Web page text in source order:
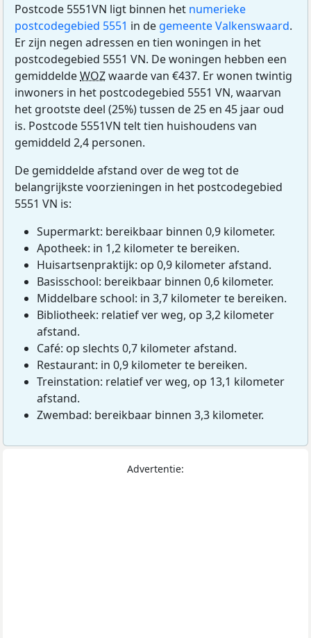
Postcode 5551VN ligt binnen het numerieke
postcodegebied 5551 in de gemeente Valkenswaard.
Er zijn negen adressen en tien woningen in het
postcodegebied 5551 VN. De woningen hebben een
gemiddeldeWOZwaarde van €437. Er wonen twintig
inwoners in het postcodegebied 5551 VN, waarvan
het grootste deel (25%) tussen de 25 en 45 jaar oud
is. Postcode 5551VN telt tien huishoudens van
gemiddeld 2,4 personen.
De gemiddelde afstand over de weg tot de
belangrijkste voorzieningen in het postcodegebied
5551 VN is:
Supermarkt: bereikbaar binnen 0,9 kilometer.
Apotheek: in 1,2 kilometer te bereiken.
Huisartsenpraktijk: op 0,9 kilometer afstand.
Basisschool: bereikbaar binnen 0,6 kilometer.
Middelbare school: in 3,7 kilometer te bereiken.
Bibliotheek: relatief ver weg, op 3,2 kilometer
afstand.
Café: op slechts 0,7 kilometer afstand.
Restaurant: in 0,9 kilometer te bereiken.
Treinstation: relatief ver weg, op 13,1 kilometer
afstand.
Zwembad: bereikbaar binnen 3,3 kilometer.
Advertentie: